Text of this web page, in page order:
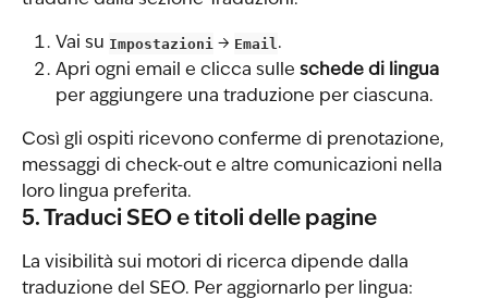
Vai su Impostazioni → Email .
Apri ogni email e clicca sulle schede di lingua
per aggiungere una traduzione per ciascuna.
Così gli ospiti ricevono conferme di prenotazione,
messaggi di check-out e altre comunicazioni nella
loro lingua preferita.
5. Traduci SEO e titoli delle pagine
La visibilità sui motori di ricerca dipende dalla
traduzione del SEO. Per aggiornarlo per lingua: